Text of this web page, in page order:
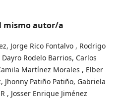
mismo autor/a
Jorge Rico Fontalvo , Rodrigo
Rodelo Barrios, Carlos
Martínez Morales , Elber
Jhonny Patiño Patiño, Gabriela
, Josser Enrique Jiménez